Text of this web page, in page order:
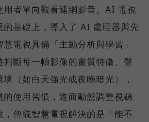
用者單向觀看連網影音。AI 電視
的基礎上，導入了 AI 處理器與先
電視具備「主動分析與學習」
判斷每一幀影像的畫質特徵、聲
（如白天強光或夜晚暗光），
的使用習慣，進而動態調整視聽
，傳統智慧電視解決的是「能不